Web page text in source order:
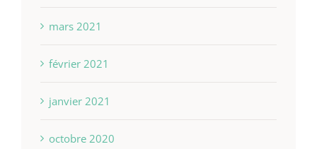
mars 2021
février 2021
janvier 2021
octobre 2020